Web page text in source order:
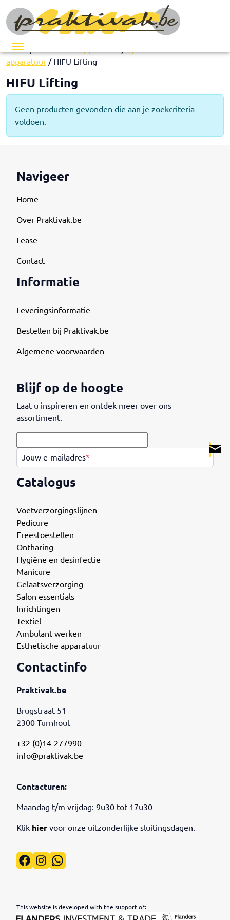
Menu
Home
apparatuur / HIFU Lifting
HIFU Lifting
Geen producten gevonden die aan je zoekcriteria
voldoen.
Contactinfo
Praktivak.be
Brugstraat 51
2300 Turnhout
+32 (0)14-277990
info@praktivak.be
Contacturen:
Maandag t/m vrijdag: 9u30 tot 17u30
Klik hier voor onze uitzonderlijke sluitingsdagen.
Facebook
Instagram
WhatsApp
This website is developed with the support of:
Navigeer
Home
Over Praktivak.be
Lease
Contact
Catalogus
Voetverzorgingslijnen
Pedicure
Freestoestellen
Ontharing
Hygiëne en desinfectie
Manicure
Gelaatsverzorging
Salon essentials
Inrichtingen
Textiel
Ambulant werken
Esthetische apparatuur
Informatie
Leveringsinformatie
Bestellen bij Praktivak.be
Algemene voorwaarden
Blijf op de hoogte
Laat u inspireren en ontdek meer over ons
assortiment.
Jouw e-mailadres*
.